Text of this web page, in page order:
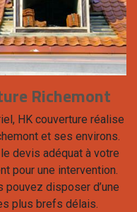
Richemont
HK couverture réalise
et ses environs.
devis adéquat à votre
pour une intervention.
pouvez disposer d’une
plus brefs délais.